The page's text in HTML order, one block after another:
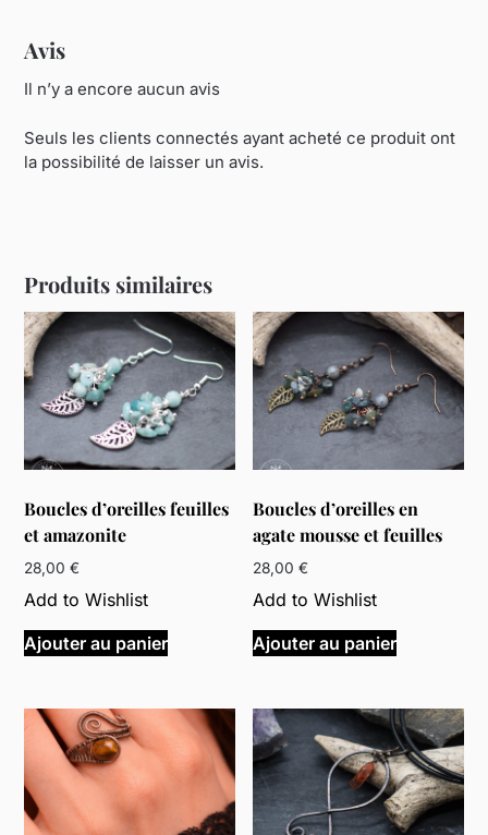
Avis
Il n’y a encore aucun avis
Seuls les clients connectés ayant acheté ce produit ont
la possibilité de laisser un avis.
Produits similaires
Boucles d’oreilles feuilles
et amazonite
28,00€
Add to Wishlist
Ajouter au panier
Boucles d’oreilles en
agate mousse et feuilles
28,00€
Add to Wishlist
Ajouter au panier